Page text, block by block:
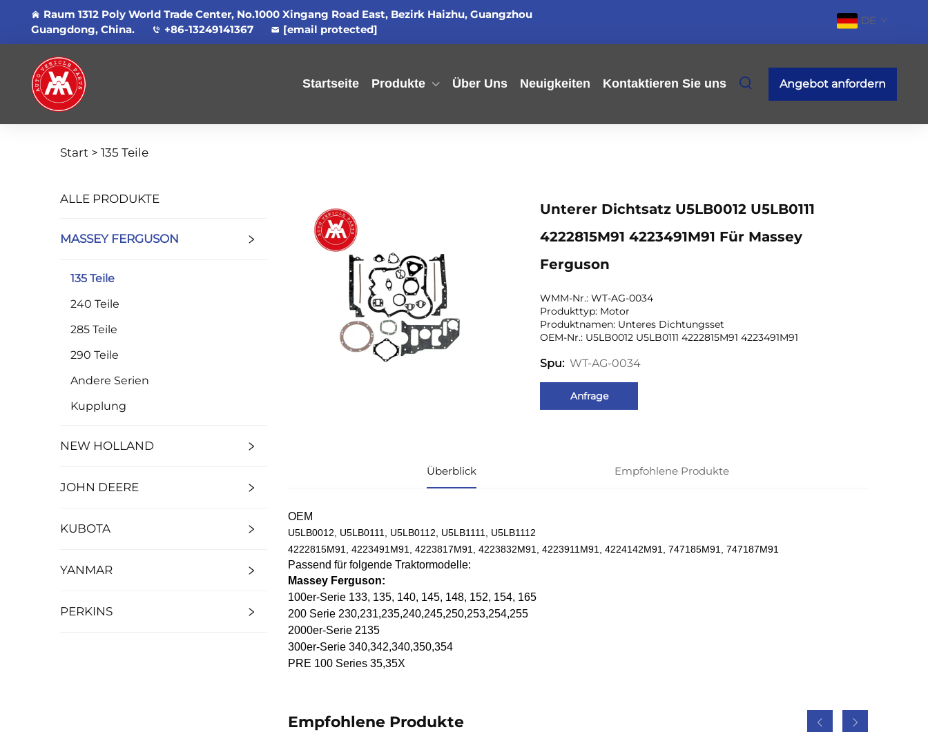
Raum 1312 Poly World Trade Center, No.1000 Xingang Road East, Bezirk Haizhu, Guangzhou
Guangdong, China.
+86-13249141367 [email protected]
DE
Startseite Produkte Über Uns Neuigkeiten Kontaktieren Sie uns Angebot anfordern
Start > 135 Teile
ALLE PRODUKTE
MASSEY FERGUSON
135 Teile
240 Teile
285 Teile
290 Teile
Andere Serien
Kupplung
NEW HOLLAND
JOHN DEERE
KUBOTA
YANMAR
PERKINS
Unterer Dichtsatz U5LB0012 U5LB0111
4222815M91 4223491M91 Für Massey
Ferguson
WMM-Nr.: WT-AG-0034
Produkttyp: Motor
Produktnamen: Unteres Dichtungsset
OEM-Nr.: U5LB0012 U5LB0111 4222815M91 4223491M91
Spu: WT-AG-0034
Anfrage
Überblick Empfohlene Produkte
OEM
U5LB0012, U5LB0111, U5LB0112, U5LB1111, U5LB1112
4222815M91, 4223491M91, 4223817M91, 4223832M91, 4223911M91, 4224142M91, 747185M91, 747187M91
Passend für folgende Traktormodelle:
Massey Ferguson:
100er-Serie 133, 135, 140, 145, 148, 152, 154, 165
200 Serie 230,231,235,240,245,250,253,254,255
2000er-Serie 2135
300er-Serie 340,342,340,350,354
PRE 100 Series 35,35X
Empfohlene Produkte